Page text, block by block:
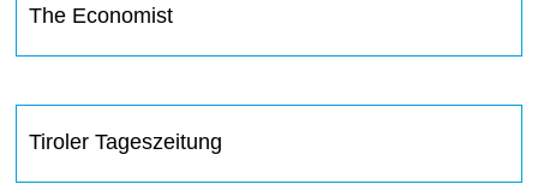
The Economist
Tiroler Tageszeitung